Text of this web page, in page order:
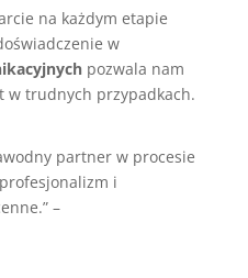
na każdym etapie
w
pozwala nam
w trudnych przypadkach.
partner w procesie
i
–